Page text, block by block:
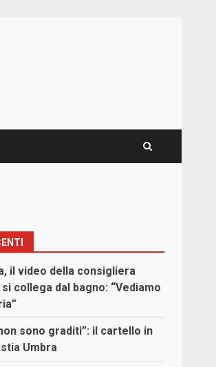
il video della consigliera
collega dal bagno: “Vediamo
sono graditi”: il cartello in
Umbra